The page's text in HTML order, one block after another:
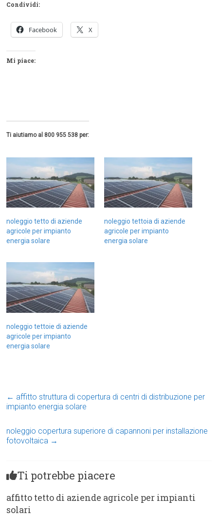
Condividi:
Facebook X
Mi piace:
Ti aiutiamo al 800 955 538 per:
noleggio tetto di aziende
agricole per impianto
energia solare
noleggio tettoia di aziende
agricole per impianto
energia solare
noleggio tettoie di aziende
agricole per impianto
energia solare
← affitto struttura di copertura di centri di distribuzione per
impianto energia solare
noleggio copertura superiore di capannoni per installazione
fotovoltaica →
Ti potrebbe piacere
affitto tetto di aziende agricole per impianti
solari